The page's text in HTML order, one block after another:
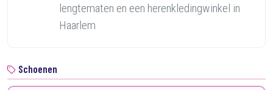
lengtematen en een herenkledingwinkel in
Haarlem
Schoenen